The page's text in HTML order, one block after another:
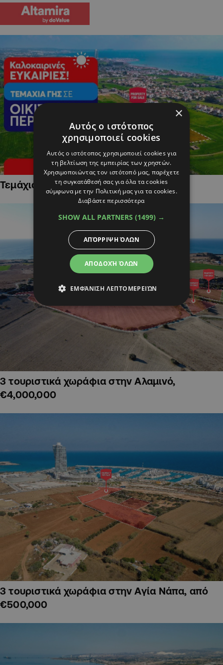
Τεμάχια Γης σε Οικιστικές Περιοχές
3 τουριστικά χωράφια στην Αλαμινό,
€4,000,000
3 τουριστικά χωράφια στην Αγία Νάπα, από
€500,000
×
Αυτός ο ιστότοπος
χρησιμοποιεί cookies
Αυτός ο ιστότοπος χρησιμοποιεί cookies για
τη βελτίωση της εμπειρίας των χρηστών.
Χρησιμοποιώντας τον ιστότοπό μας, παρέχετε
τη συγκατάθεσή σας για όλα τα cookies
σύμφωνα με την Πολιτική μας για τα cookies.
Διαβάστε περισσότερα
SHOW ALL PARTNERS (1499) →
ΑΠΟΔΟΧΉ ΌΛΩΝ
ΑΠΌΡΡΙΨΗ ΌΛΩΝ
ΕΜΦΆΝΙΣΗ ΛΕΠΤΟΜΕΡΕΙΏΝ